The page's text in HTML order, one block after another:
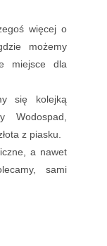
więcej o
możemy
miejsce dla
się kolejką
Wodospad,
z piasku.
a nawet
sami